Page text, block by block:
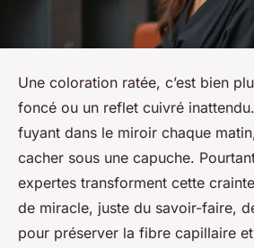
Une coloration ratée, c’est bien
foncé ou un reflet cuivré
fuyant dans le miroir chaque
cacher sous une capuche.
expertes transforment cette
de miracle, juste du savoir-faire,
pour préserver la fibre capillaire